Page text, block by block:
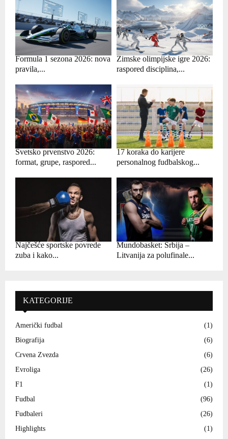
Formula 1 sezona 2026: nova
pravila,...
Zimske olimpijske igre 2026:
raspored disciplina,...
Svetsko prvenstvo 2026:
format, grupe, raspored...
17 koraka do karijere
personalnog fudbalskog...
Najčešće sportske povrede
zuba i kako...
Mundobasket: Srbija –
Litvanija za polufinale...
KATEGORIJE
Američki fudbal
(1)
Biografija
(6)
Crvena Zvezda
(6)
Evroliga
(26)
F1
(1)
Fudbal
(96)
Fudbaleri
(26)
Highlights
(1)